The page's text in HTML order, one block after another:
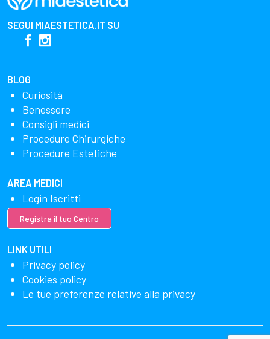
SEGUI MIAESTETICA.IT SU
BLOG
Curiosità
Benessere
Consigli medici
Procedure Chirurgiche
Procedure Estetiche
AREA MEDICI
Login Iscritti
Registra il tuo Centro
LINK UTILI
Privacy policy
Cookies policy
Le tue preferenze relative alla privacy